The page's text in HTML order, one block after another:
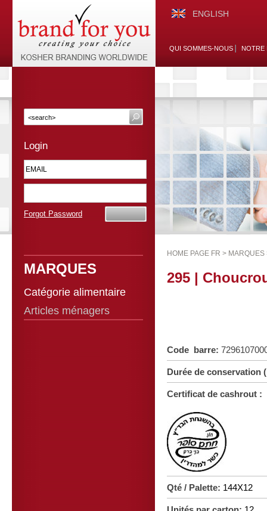
ENGLISH
QUI SOMMES-NOUS NOTRE
Login
Forgot Password
MARQUES
Catégorie alimentaire
Articles ménagers
HOME PAGE FR > MARQUES
295 |
Code barre:
Durée de
Certificat de cashrout :
Qté / Palette: 144X12